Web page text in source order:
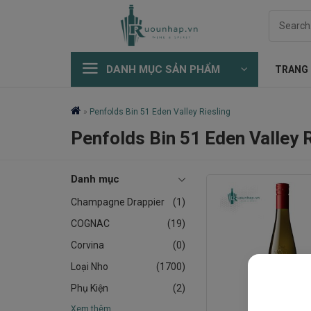
DANH MỤC SẢN PHẨM TRANG
» Penfolds Bin 51 Eden Valley Riesling
Penfolds Bin 51 Eden Valley
Danh mục
Champagne Drappier
(1)
COGNAC
(19)
Corvina
(0)
Loại Nho
(1700)
Phụ Kiện
(2)
Xem thêm